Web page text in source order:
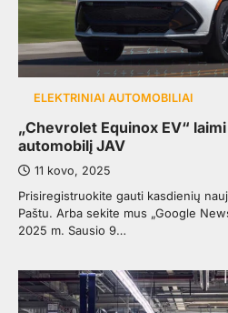
ELEKTRINIAI AUTOMOBILIAI
„Chevrolet Equinox EV“
automobilį JAV
11 kovo, 2025
Prisiregistruokite gauti kasdienių
Paštu. Arba sekite mus „Google
2025 m. Sausio 9…